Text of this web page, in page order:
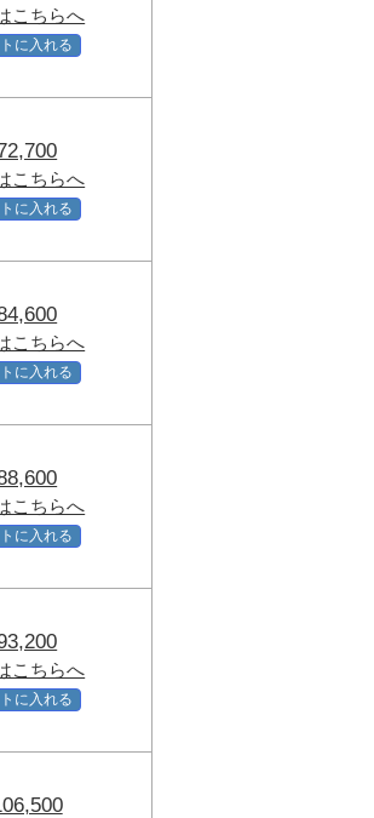
こちらへ
に入れる
こちらへ
に入れる
こちらへ
に入れる
こちらへ
に入れる
こちらへ
に入れる